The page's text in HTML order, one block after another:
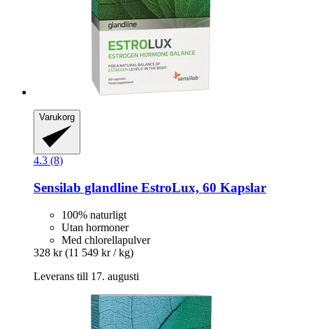
Varukorg
4.3 (8)
Sensilab glandline EstroLux, 60 Kapslar
100% naturligt
Utan hormoner
Med chlorellapulver
328 kr (11 549 kr / kg)
Leverans till 17. augusti